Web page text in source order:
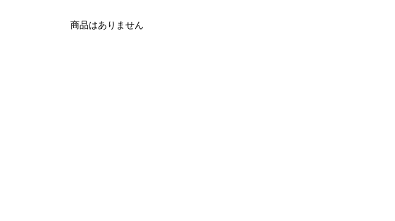
商品はありません